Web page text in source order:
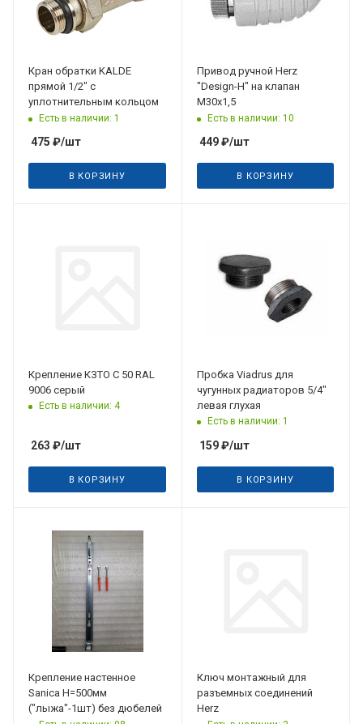
Кран обратки KALDE
прямой 1/2" с
уплотнительным кольцом
Есть в наличии: 1
475 ₽/шт
В КОРЗИНУ
Привод ручной Herz
"Design-H" на клапан
М30х1,5
Есть в наличии: 10
449₽/шт
В КОРЗИНУ
Крепление КЗТО С 50 RAL
9006 серый
Есть в наличии: 4
263 ₽/шт
В КОРЗИНУ
Пробка Viadrus для
чугунных радиаторов 5/4"
левая глухая
Есть в наличии: 1
159₽/шт
В КОРЗИНУ
Крепление наcтенное
Sanica H=500мм
("лыжа"-1шт) без дюбелей
Ключ монтажный для
разъемных соединений
Herz